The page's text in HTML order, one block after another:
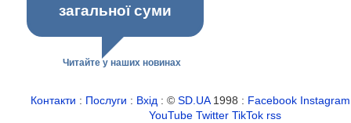
загальної суми
Читайте у наших новинах
Контакти : Послуги : Вхід : ©SD.UA1998 : Facebook Instagram
YouTube Twitter TikTok rss